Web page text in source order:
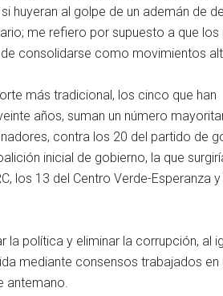
al golpe de un ademán de
me refiero por supuesto a que los
consolidarse como movimientos
más tradicional, los cinco que han
años, suman un número
contra los 20 del partido de
inicial de gobierno, la que
los 13 del Centro Verde-Esperanza
política y eliminar la corrupción, al
mediante consensos trabajados en
antemano.